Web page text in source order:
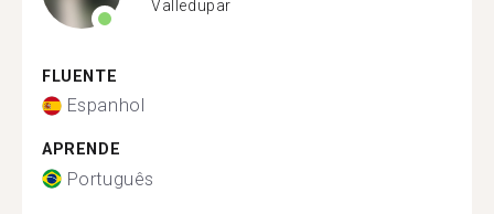
Valledupar
FLUENTE
Espanhol
APRENDE
Português